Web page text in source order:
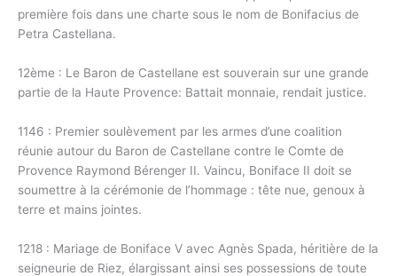
première fois dans une charte sous le nom de Bonifacius de
Petra Castellana.
12ème : Le Baron de Castellane est souverain sur une grande
partie de la Haute Provence: Battait monnaie, rendait justice.
1146 : Premier soulèvement par les armes d’une coalition
réunie autour du Baron de Castellane contre le Comte de
Provence Raymond Bérenger II. Vaincu, Boniface II doit se
soumettre à la cérémonie de l’hommage : tête nue, genoux à
terre et mains jointes.
1218 : Mariage de Boniface V avec Agnès Spada, héritière de la
seigneurie de Riez, élargissant ainsi ses possessions de toute